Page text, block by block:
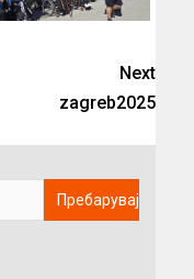
Next
zagreb2025